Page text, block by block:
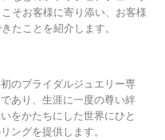
そお客様に寄り添い、お客様
たことを紹介します。
のブライダルジュエリー専
あり、生涯に一度の尊い絆
をかたちにした世界にひと
ングを提供します。